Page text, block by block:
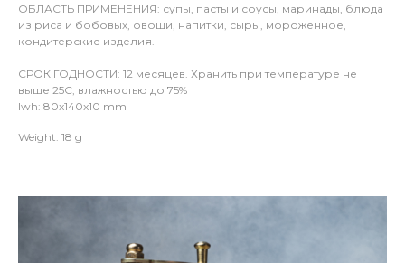
ОБЛАСТЬ ПРИМЕНЕНИЯ: супы, пасты и соусы, маринады, блюда
из риса и бобовых, овощи, напитки, сыры, мороженное,
кондитерские изделия.
СРОК ГОДНОСТИ: 12 месяцев. Хранить при температуре не
выше 25С, влажностью до 75%
lwh: 80x140x10 mm
Weight: 18 g